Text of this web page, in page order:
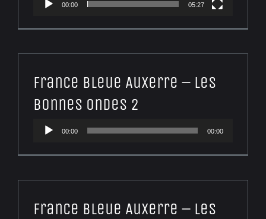
00:00 05:27
France Bleue Auxerre – Les
Bonnes Ondes 2
Lecteur
00:00 00:00
France Bleue Auxerre – Les